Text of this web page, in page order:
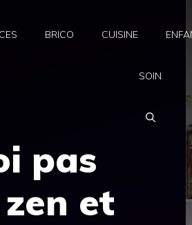
BRICO CUISINE
SOIN
pas
et